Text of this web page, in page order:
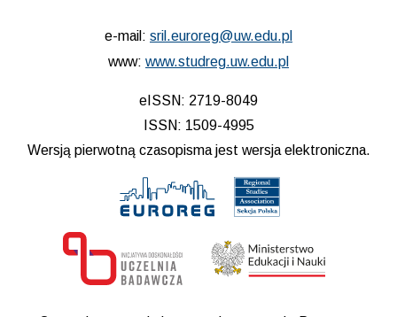
e-mail: sril.euroreg@uw.edu.pl
www: www.studreg.uw.edu.pl
eISSN: 2719-8049
ISSN: 1509-4995
Wersją pierwotną czasopisma jest wersja elektroniczna.